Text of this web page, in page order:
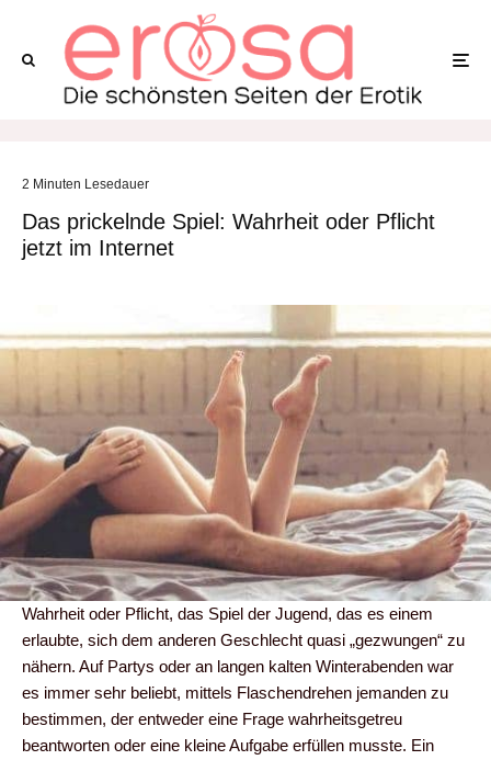
2 Minuten Lesedauer
Das prickelnde Spiel: Wahrheit oder Pflicht
jetzt im Internet
Wahrheit oder Pflicht, das Spiel der Jugend, das es einem
erlaubte, sich dem anderen Geschlecht quasi „gezwungen“ zu
nähern. Auf Partys oder an langen kalten Winterabenden war
es immer sehr beliebt, mittels Flaschendrehen jemanden zu
bestimmen, der entweder eine Frage wahrheitsgetreu
beantworten oder eine kleine Aufgabe erfüllen musste. Ein